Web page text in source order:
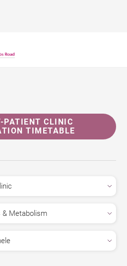
PATIENT CLINIC
TIMETABLE